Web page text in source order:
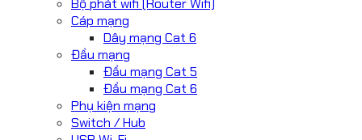
Cáp mạng
Dây mạng Cat 6
Đầu mạng
Đầu mạng Cat 5
Đầu mạng Cat 6
Phụ kiện mạng
Switch / Hub